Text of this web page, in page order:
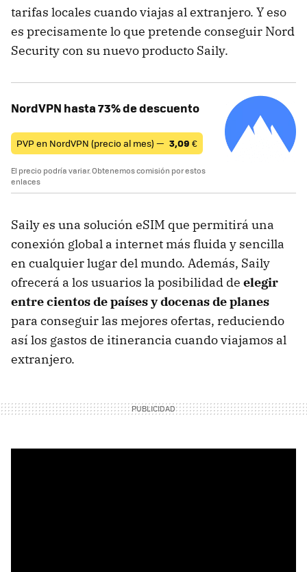
tarifas locales cuando viajas al extranjero. Y eso
es precisamente lo que pretende conseguir Nord
Security con su nuevo producto Saily.
NordVPN hasta 73% de descuento
PVP en NordVPN (precio al mes) — 3,09 €
El precio podría variar. Obtenemos comisión por estos
enlaces
Saily es una solución eSIM que permitirá una
conexión global a internet más fluida y sencilla
en cualquier lugar del mundo. Además, Saily
ofrecerá a los usuarios la posibilidad de elegir
entre cientos de países y docenas de planes
para conseguir las mejores ofertas, reduciendo
así los gastos de itinerancia cuando viajamos al
extranjero.